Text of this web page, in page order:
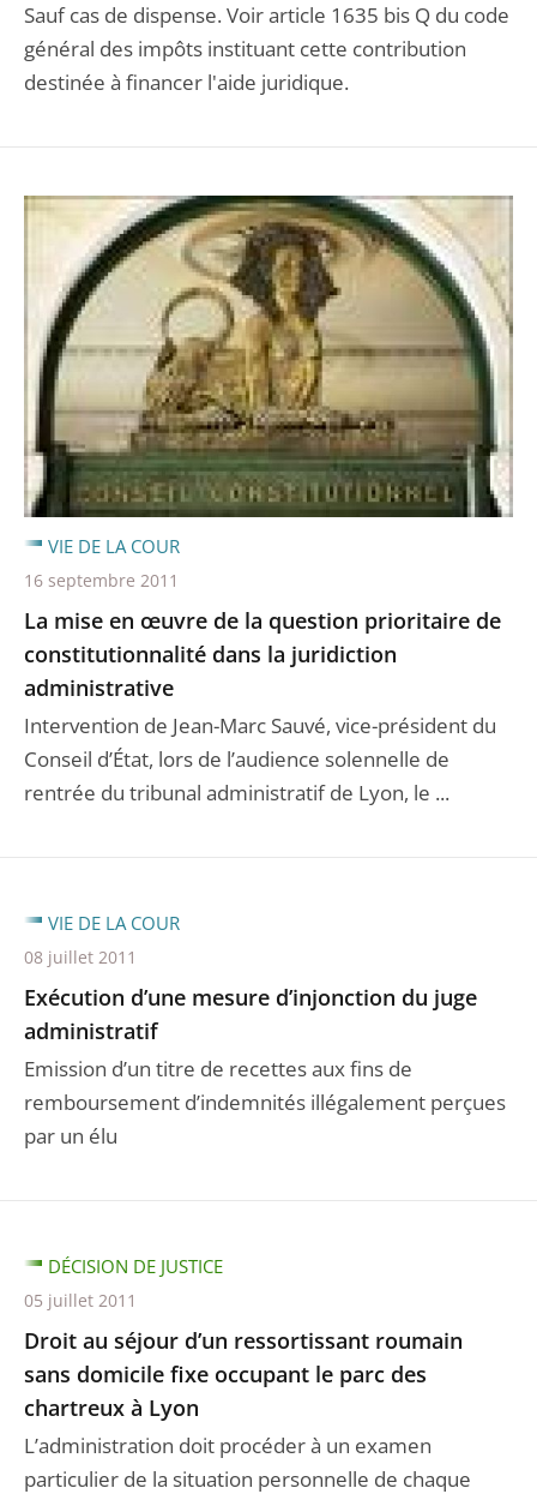
Sauf cas de dispense. Voir article 1635 bis Q du code
général des impôts instituant cette contribution
destinée à financer l'aide juridique.
La mise en œuvre de la question prioritaire de
constitutionnalité dans la juridiction
administrative
Intervention de Jean-Marc Sauvé, vice-président du
Conseil d’État, lors de l’audience solennelle de
rentrée du tribunal administratif de Lyon, le ...
VIE DE LA COUR
16 septembre 2011
Exécution d’une mesure d’injonction du juge
administratif
Emission d’un titre de recettes aux fins de
remboursement d’indemnités illégalement perçues
par un élu
VIE DE LA COUR
08 juillet 2011
Droit au séjour d’un ressortissant roumain
sans domicile fixe occupant le parc des
chartreux à Lyon
L’administration doit procéder à un examen
particulier de la situation personnelle de chaque
DÉCISION DE JUSTICE
05 juillet 2011